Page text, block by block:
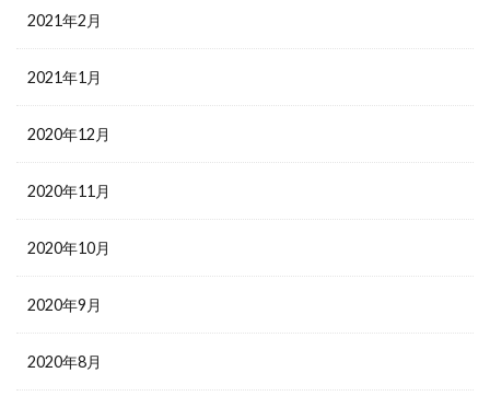
2021年2月
2021年1月
2020年12月
2020年11月
2020年10月
2020年9月
2020年8月